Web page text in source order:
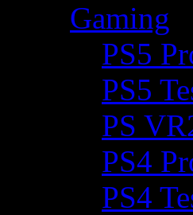
Gaming
PS5
PS5
PS
PS4
PS4